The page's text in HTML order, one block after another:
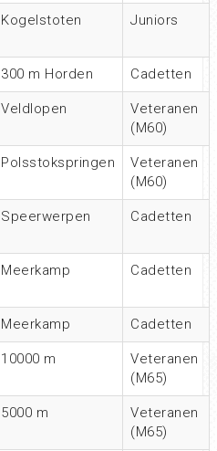
Kogelstoten Juniors
300 m Horden Cadetten
Veldlopen
Veteranen
(M60)
Polsstokspringen
Veteranen
(M60)
Speerwerpen Cadetten
Meerkamp Cadetten
Meerkamp Cadetten
10000 m
Veteranen
(M65)
5000 m
Veteranen
(M65)